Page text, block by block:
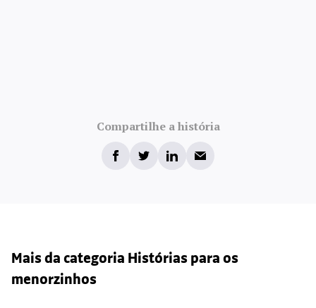
Compartilhe a história
Mais da categoria Histórias para os
menorzinhos